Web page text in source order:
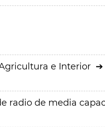
e Interior
radio de media